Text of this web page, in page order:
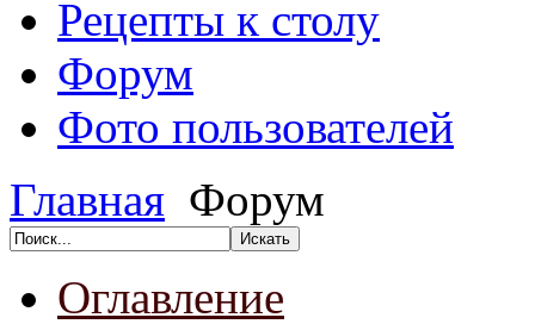
Рецепты к столу
Форум
Фото пользователей
Главная Форум
Оглавление